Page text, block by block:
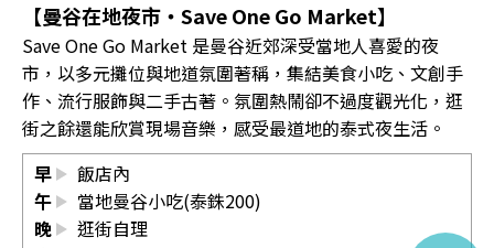
【曼谷在地夜市・Save One Go Market】
Save One Go Market 是曼谷近郊深受當地人喜愛的夜
市，以多元攤位與地道氛圍著稱，集結美食小吃、文創手
作、流行服飾與二手古著。氛圍熱鬧卻不過度觀光化，逛
街之餘還能欣賞現場音樂，感受最道地的泰式夜生活。
早
飯店內
午
當地曼谷小吃(泰銖200)
晚
逛街自理